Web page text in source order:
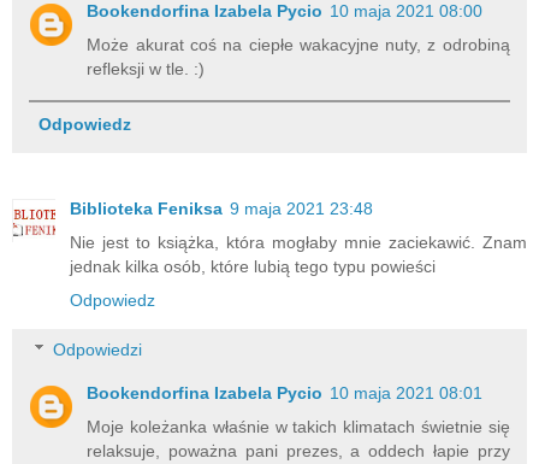
Bookendorfina Izabela Pycio 10 maja 2021 08:00
Może akurat coś na ciepłe wakacyjne nuty, z odrobiną
refleksji w tle. :)
Odpowiedz
Biblioteka Feniksa 9 maja 2021 23:48
Nie jest to książka, która mogłaby mnie zaciekawić. Znam
jednak kilka osób, które lubią tego typu powieści
Odpowiedz
Odpowiedzi
Bookendorfina Izabela Pycio 10 maja 2021 08:01
Moje koleżanka właśnie w takich klimatach świetnie się
relaksuje, poważna pani prezes, a oddech łapie przy